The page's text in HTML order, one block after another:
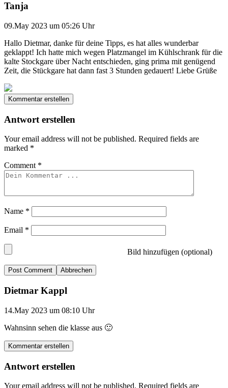
Tanja
09.May 2023 um 05:26 Uhr
Hallo Dietmar, danke für deine Tipps, es hat alles wunderbar
geklappt! Ich hatte mich wegen Platzmangel im Kühlschrank für die
kalte Stockgare über Nacht entschieden, ging prima mit genügend
Zeit, die Stückgare hat dann fast 3 Stunden gedauert! Liebe Grüße
Kommentar erstellen
Antwort erstellen
Your email address will not be published. Required fields are
marked *
Comment *
Name *
Email *
Bild hinzufügen (optional)
Abbrechen
Dietmar Kappl
14.May 2023 um 08:10 Uhr
Wahnsinn sehen die klasse aus 🙂
Kommentar erstellen
Antwort erstellen
Your email address will not be published. Required fields are